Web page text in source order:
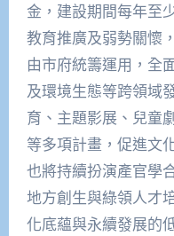
金，建設期間每年至
教育推廣及弱勢關懷
由市府統籌運用，全
及環境生態等跨領域
育、主題影展、兒童
等多項計畫，促進文
也將持續扮演產官學
地方創生與綠領人才
化底蘊與永續發展的